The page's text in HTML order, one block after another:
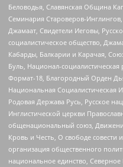
Беловодья, Славянская Община
Семинария Староверов-
Джамаат, Свидетели Иеговы,
социалистическое общество,
Кабарды, Балкарии и Карачая,
Буль, Национал-социалистическая
Формат-18, Благородный Орден
Национальная Социалистическая
Родовая Держава Русь, Русское
Инглистической церкви
общенациональный союз,
Кровь и Честь, О свободе
организация общественного
национальное единство,